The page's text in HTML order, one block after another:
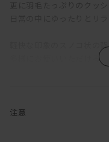
軽快な印象のスノコ状の
多様にお使いいただける
コンパクトな見かけ以上
注意